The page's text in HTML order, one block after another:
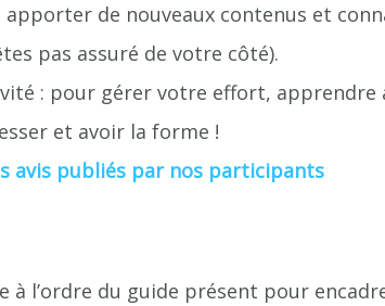
de nouveaux contenus et
pas assuré de votre côté).
: pour gérer votre effort,
et avoir la forme !
avis publiés par nos participants
à l’ordre du guide présent pour